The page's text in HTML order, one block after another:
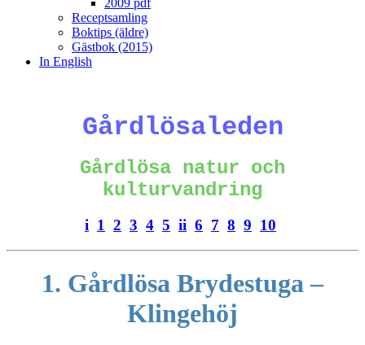
2009 pdf
Receptsamling
Boktips (äldre)
Gästbok (2015)
In English
Gårdlösaleden
Gårdlösa natur och
kulturvandring
i 1 2 3 4 5 ii 6 7 8 9 10
1. Gårdlösa Brydestuga –
Klingehöj